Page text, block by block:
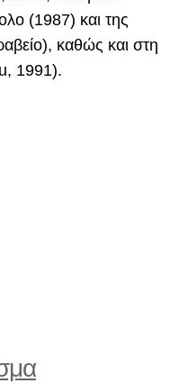
(1987) και της
καθώς και στη
1991).